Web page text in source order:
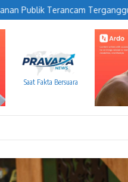
Publik Terancam Terganggu
Saat Fakta Bersuara